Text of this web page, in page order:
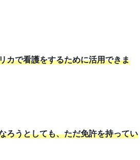
カで看護をするために活用できま
ろうとしても、ただ免許を持ってい